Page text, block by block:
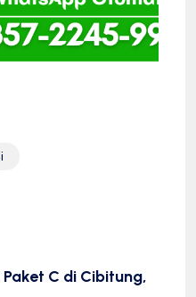
C di Cibitung,